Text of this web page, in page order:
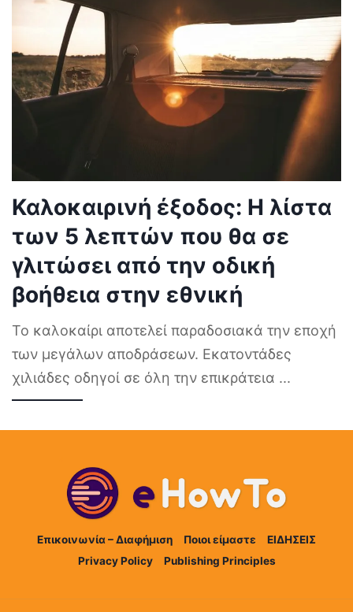
Καλοκαιρινή έξοδος: Η λίστα
των 5 λεπτών που θα σε
γλιτώσει από την οδική
βοήθεια στην εθνική
Το καλοκαίρι αποτελεί παραδοσιακά την εποχή
των μεγάλων αποδράσεων. Εκατοντάδες
χιλιάδες οδηγοί σε όλη την επικράτεια ...
Επικοινωνία – Διαφήμιση Ποιοι είμαστε
ΕΙΔΗΣΕΙΣ
Privacy Policy
Publishing Principles